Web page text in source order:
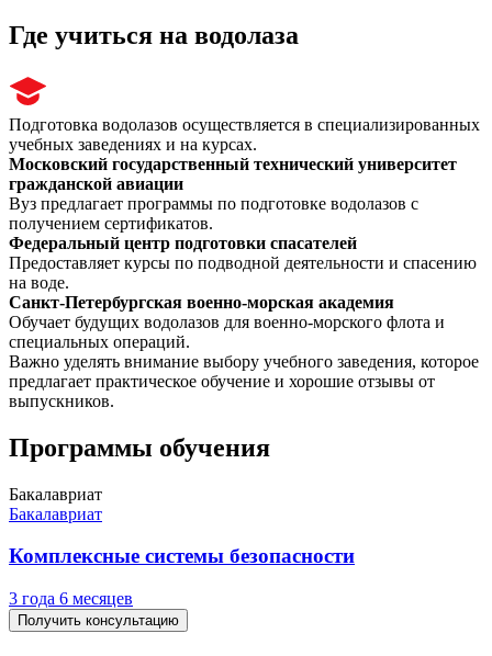
Где учиться на водолаза
Подготовка водолазов осуществляется в специализированных
учебных заведениях и на курсах.
Московский государственный технический университет
гражданской авиации
Вуз предлагает программы по подготовке водолазов с
получением сертификатов.
Федеральный центр подготовки спасателей
Предоставляет курсы по подводной деятельности и спасению
на воде.
Санкт-Петербургская военно-морская академия
Обучает будущих водолазов для военно-морского флота и
специальных операций.
Важно уделять внимание выбору учебного заведения, которое
предлагает практическое обучение и хорошие отзывы от
выпускников.
Программы обучения
Бакалавриат
Бакалавриат
Комплексные системы безопасности
3 года 6 месяцев
Получить консультацию